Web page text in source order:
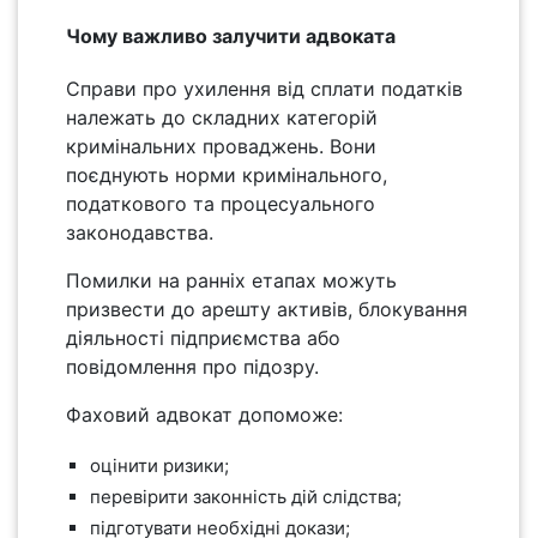
Чому важливо залучити адвоката
Справи про ухилення від сплати податків
належать до складних категорій
кримінальних проваджень. Вони
поєднують норми кримінального,
податкового та процесуального
законодавства.
Помилки на ранніх етапах можуть
призвести до арешту активів, блокування
діяльності підприємства або
повідомлення про підозру.
Фаховий адвокат допоможе:
оцінити ризики;
перевірити законність дій слідства;
підготувати необхідні докази;